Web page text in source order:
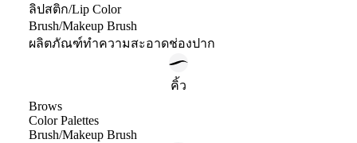
ลิปสติก/Lip Color
Brush/Makeup Brush
ผลิตภัณฑ์ทำความสะอาดช่องปาก
คิ้ว
Brows
Color Palettes
Brush/Makeup Brush